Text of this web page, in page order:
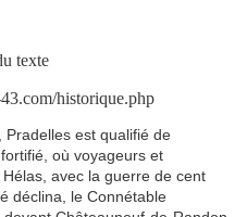
texte
historique.php